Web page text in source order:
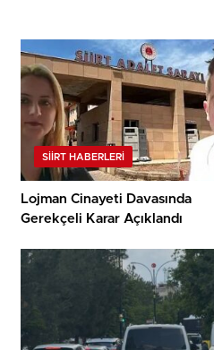
SIIRT HABERLERI
Lojman Cinayeti Davasında
Gerekçeli Karar Açıklandı